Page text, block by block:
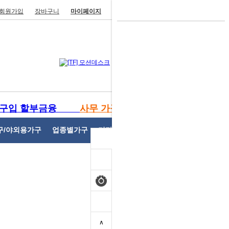
회원가입 장바구니 마이페이지
입 할부금융 사무 가구 렌탈
/야외용가구 업종별가구 기타사무용가구
∧